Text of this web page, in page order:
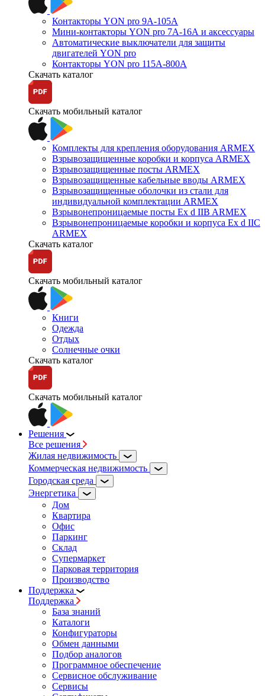
Контакторы YON pro 9А-105А
Мини-контакторы YON pro 7А-16А и аксессуары
Автоматические выключатели для защиты
двигателей YON pro
Контакторы YON pro 115А-800А
Скачать каталог
Скачать мобильный каталог
Комплекты для крепления оборудования ARMEX
Взрывозащищенные коробки и корпуса ARMEX
Взрывозащищенные посты ARMEX
Взрывозащищенные кабельные вводы ARMEX
Взрывозащищенные оболочки из стали для
индивидуальной комплектации ARMEX
Взрывонепроницаемые посты Ex d IIB ARMEX
Взрывонепроницаемые коробки и корпуса Ex d IIС
ARMEX
Скачать каталог
Скачать мобильный каталог
Книги
Одежда
Отдых
Солнечные очки
Скачать каталог
Скачать мобильный каталог
Решения
Все решения
Жилая недвижимость
Коммерческая недвижимость
Городская среда
Энергетика
Дом
Квартира
Офис
Паркинг
Склад
Супермаркет
Парковая территория
Производство
Поддержка
Поддержка
База знаний
Каталоги
Конфигураторы
Обмен данными
Подбор аналогов
Программное обеспечение
Сервисное обслуживание
Сервисы